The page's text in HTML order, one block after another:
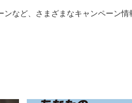
など、さまざまなキャンペーン情